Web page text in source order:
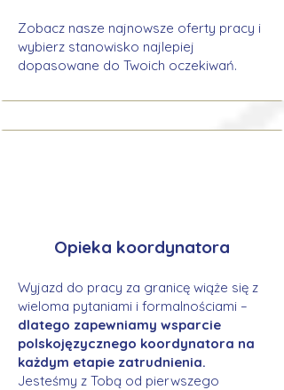
Zobacz nasze najnowsze oferty pracy i
wybierz stanowisko najlepiej
dopasowane do Twoich oczekiwań.
Opieka koordynatora
Wyjazd do pracy za granicę wiąże się z
wieloma pytaniami i formalnościami –
dlatego zapewniamy wsparcie
polskojęzycznego koordynatora na
każdym etapie zatrudnienia.
Jesteśmy z Tobą od pierwszego